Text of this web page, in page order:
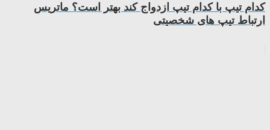
کدام تیپ با کدام تیپ ازدواج کند بهتر است؟ ماتریس
ارتباط تیپ های شخصیتی